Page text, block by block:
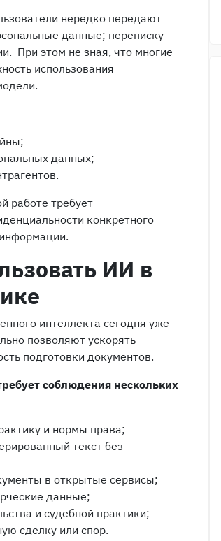
нередко передают
данные; переписку
При этом не зная, что многие
использования
данных;
работе требует
конкретного
ИИ в
интеллекта сегодня уже
позволяют ускорять
подготовки документов.
соблюдения нескольких
и нормы права;
текст без
в открытые сервисы;
данные;
и судебной практики;
сделку или спор.